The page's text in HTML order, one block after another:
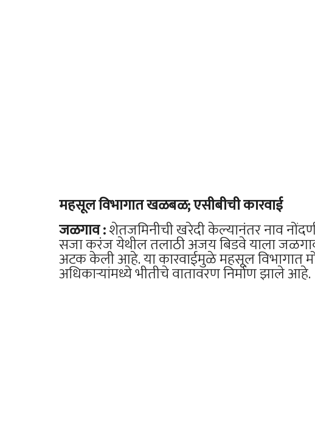
महसूल विभागात खळबळ; एसीबीची कारवाई
जळगाव :शेतजमिनीची खरेदी केल्यानंतर नाव
सजा करंज येथील तलाठी अजय बिडवे याला
अटक केली आहे. या कारवाईमुळे महसूल विभागात
अधिकाऱ्यांमध्ये भीतीचे वातावरण निर्माण झाले आहे.